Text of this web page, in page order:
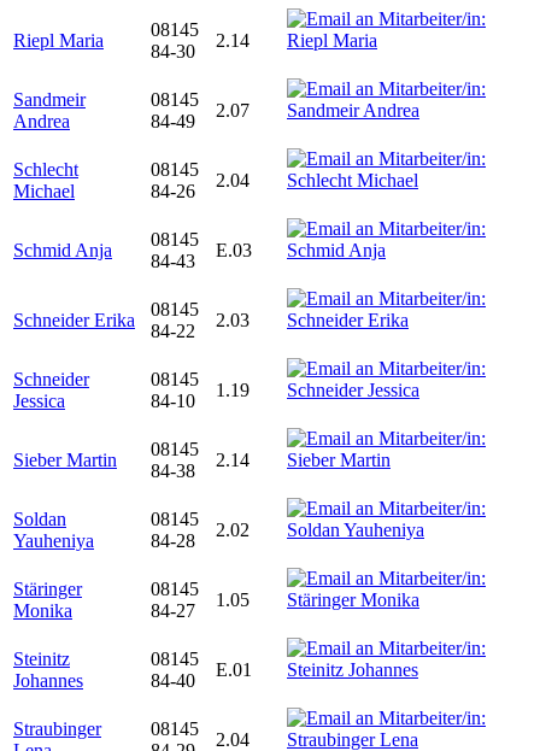
Riepl Maria
08145
84-30
2.14
Sandmeir
Andrea
08145
84-49
2.07
Schlecht
Michael
08145
84-26
2.04
Schmid Anja
08145
84-43
E.03
Schneider Erika
08145
84-22
2.03
Schneider
Jessica
08145
84-10
1.19
Sieber Martin
08145
84-38
2.14
Soldan
Yauheniya
08145
84-28
2.02
Stäringer
Monika
08145
84-27
1.05
Steinitz
Johannes
08145
84-40
E.01
Straubinger
08145
2.04